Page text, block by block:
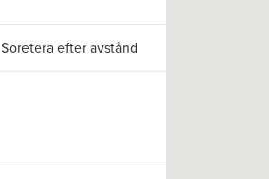
Soretera efter avstånd